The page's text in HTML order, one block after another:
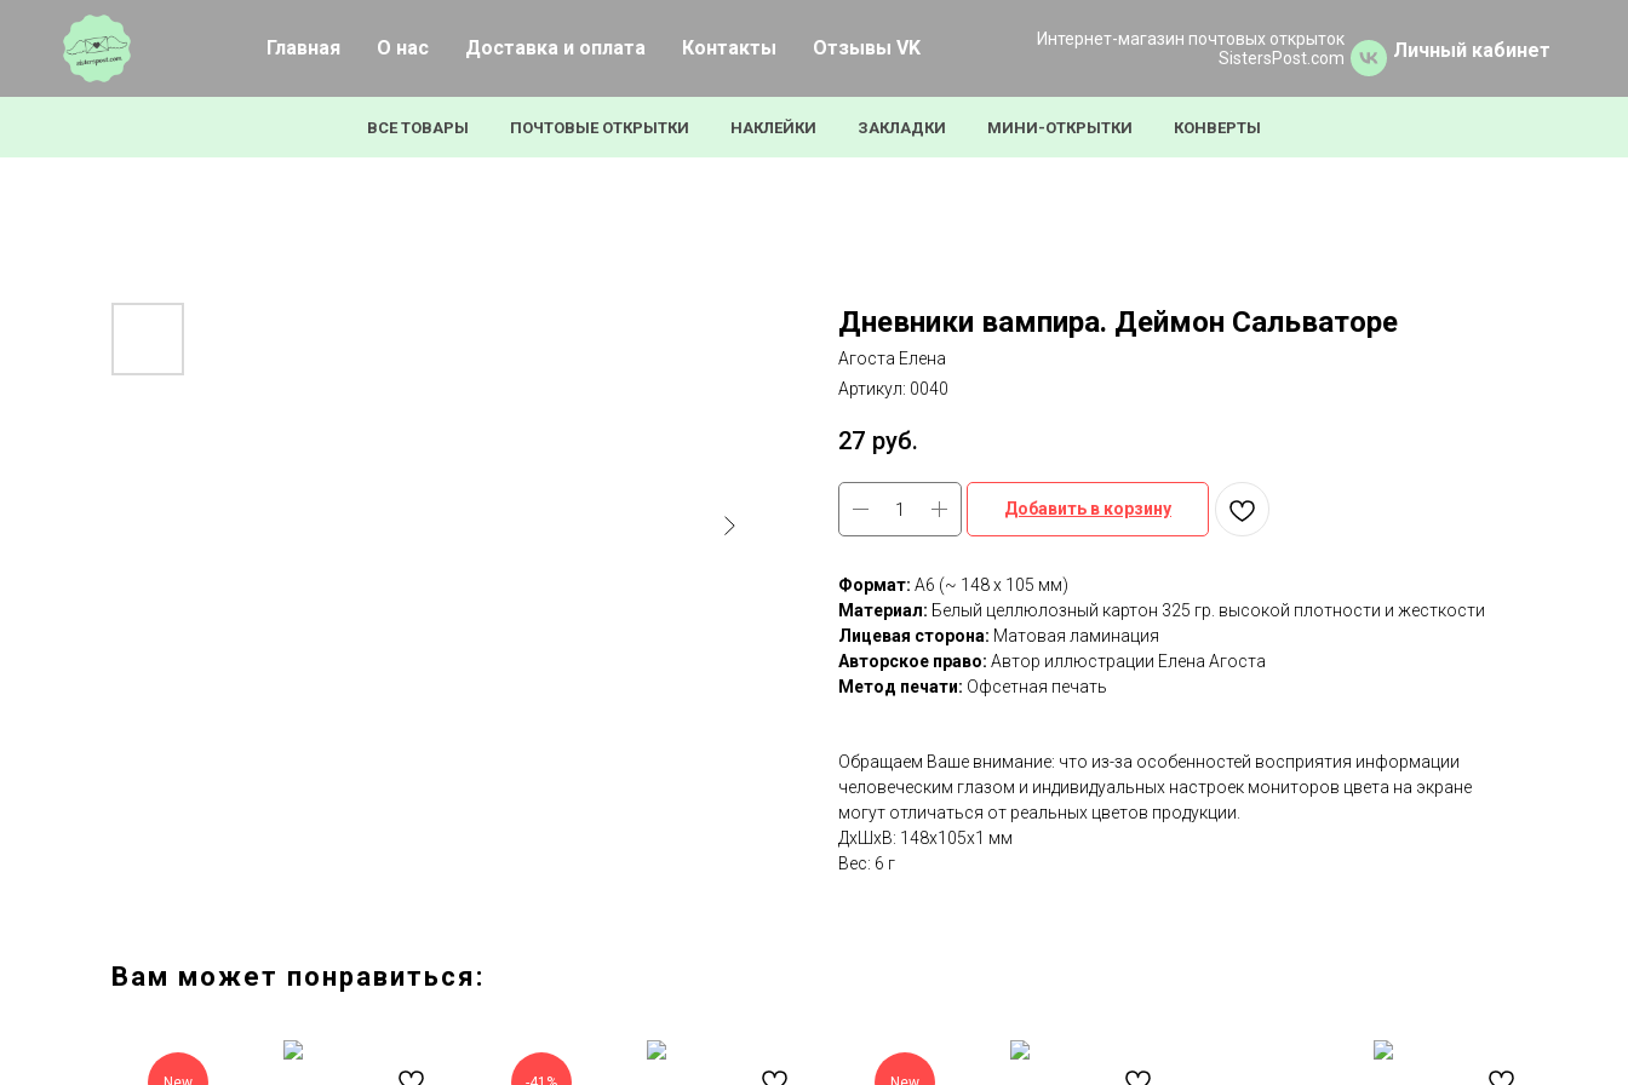
Главная О нас Доставка и оплата Контакты Отзывы VK
Интернет-магазин почтовых открыток
SistersPost.com
Личный кабинет
ВСЕ ТОВАРЫ ПОЧТОВЫЕ ОТКРЫТКИ НАКЛЕЙКИ ЗАКЛАДКИ МИНИ-ОТКРЫТКИ КОНВЕРТЫ
Дневники вампира. Деймон Сальваторе
Агоста Елена
Артикул: 0040
27 руб.
Добавить в корзину
Формат: А6 (~ 148 х 105 мм)
Материал: Белый целлюлозный картон 325 гр. высокой плотности и жесткости
Лицевая сторона: Матовая ламинация
Авторское право: Автор иллюстрации Елена Агоста
Метод печати: Офсетная печать
Обращаем Ваше внимание: что из-за особенностей восприятия информации
человеческим глазом и индивидуальных настроек мониторов цвета на экране
могут отличаться от реальных цветов продукции.
ДxШxВ: 148x105x1 мм
Вес: 6 г
Вам может понравиться: